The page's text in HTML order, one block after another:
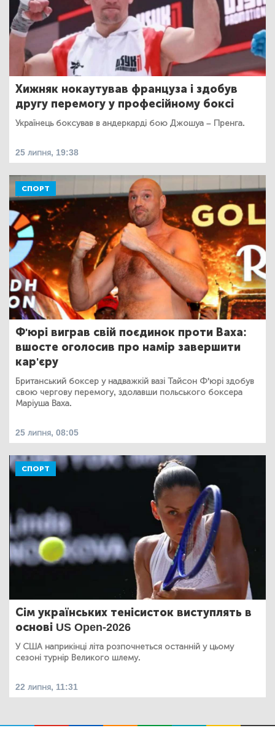
Хижняк нокаутував француза і здобув
другу перемогу у професійному боксі
Українець боксував в андеркарді бою Джошуа – Пренга.
25 липня, 19:38
СПОРТ
Ф'юрі виграв свій поєдинок проти Ваха:
вшосте оголосив про намір завершити
кар'єру
Британський боксер у надважкій вазі Тайсон Ф'юрі здобув
свою чергову перемогу, здолавши польського боксера
Маріуша Ваха.
25 липня, 08:05
СПОРТ
Сім українських тенісисток виступлять в
основі US Open-2026
У США наприкінці літа розпочнеться останній у цьому
сезоні турнір Великого шлему.
22 липня, 11:31